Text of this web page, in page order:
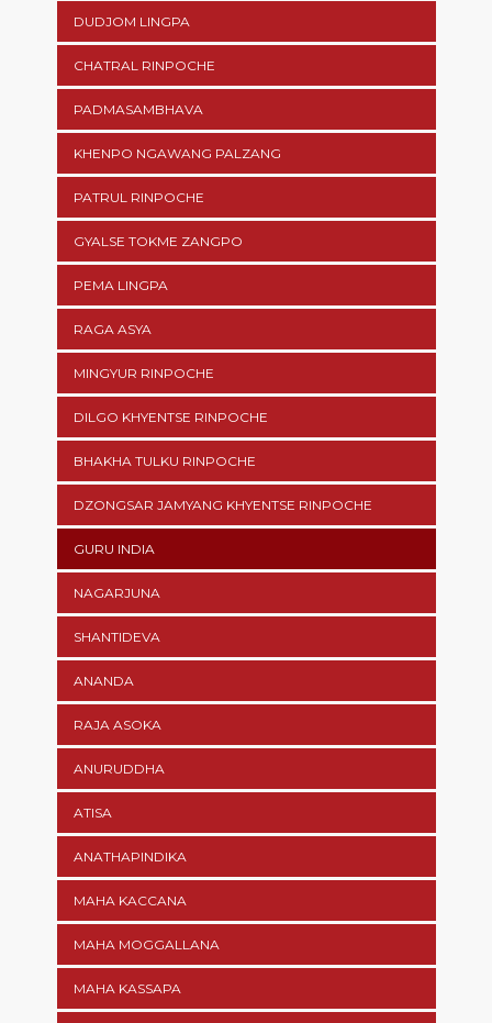
DUDJOM LINGPA
CHATRAL RINPOCHE
PADMASAMBHAVA
KHENPO NGAWANG PALZANG
PATRUL RINPOCHE
GYALSE TOKME ZANGPO
PEMA LINGPA
RAGA ASYA
MINGYUR RINPOCHE
DILGO KHYENTSE RINPOCHE
BHAKHA TULKU RINPOCHE
DZONGSAR JAMYANG KHYENTSE RINPOCHE
GURU INDIA
NAGARJUNA
SHANTIDEVA
ANANDA
RAJA ASOKA
ANURUDDHA
ATISA
ANATHAPINDIKA
MAHA KACCANA
MAHA MOGGALLANA
MAHA KASSAPA